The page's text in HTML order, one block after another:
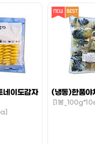
네이도감자
(냉동)한품야
[1봉